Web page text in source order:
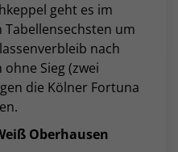
geht es im
um
nach
Sieg (zwei
die Kölner Fortuna
Oberhausen